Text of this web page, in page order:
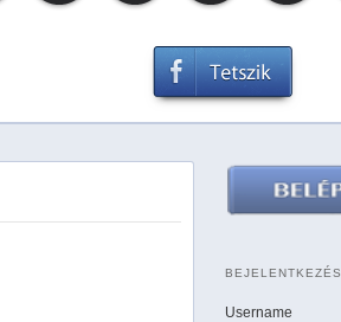
BEJELENTKEZÉS
Username